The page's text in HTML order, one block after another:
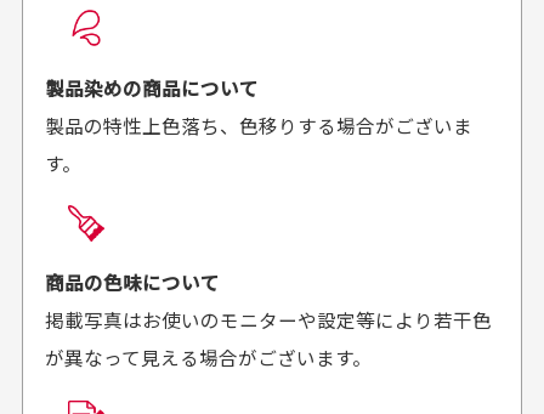
良かった！
がとうございます。丁寧
に梱包されていて、商品
の状態も良好でした。気
があればよろしくお願い
来ました。またお願いし
お届け希望日時をご指定頂けます。
ご注文時にご指定下さい。
商品の受け渡しは、ゆうパックでの配送のみとさせて
頂いております。
商品購入からどれくらいで発送してもらえます
か？
製品染めの商品について
製品の特性上色落ち、色移りする場合がございま
す。
商品の色味について
掲載写真はお使いのモニターや設定等により若干色
が異なって見える場合がございます。